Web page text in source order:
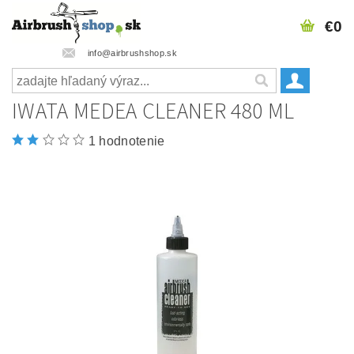
info@airbrushshop.sk
€0
IWATA MEDEA CLEANER 480 ML
1 hodnotenie